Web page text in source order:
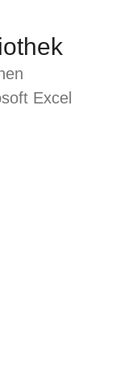
Excel